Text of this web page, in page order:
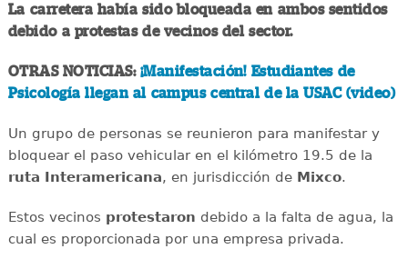
La carretera había sido bloqueada en ambos sentidos
debido a protestas de vecinos del sector.
OTRAS NOTICIAS: ¡Manifestación! Estudiantes de
Psicología llegan al campus central de la USAC (video)
Un grupo de personas se reunieron para manifestar y
bloquear el paso vehicular en el kilómetro 19.5 de la
ruta Interamericana, en jurisdicción de Mixco.
Estos vecinos protestaron debido a la falta de agua, la
cual es proporcionada por una empresa privada.